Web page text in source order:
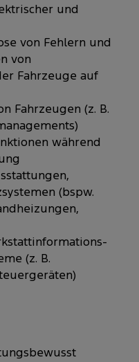
und
von Fehlern und
von
Fahrzeuge auf
Fahrzeugen (z. B.
während
(bspw.
(z. B.